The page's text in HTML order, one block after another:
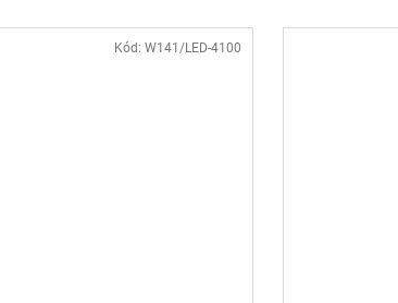
Kód: W141/LED-4100